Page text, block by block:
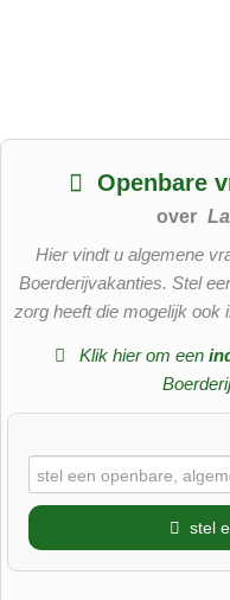
Openbare
over
Hier vindt u algemene
Boerderijvakanties. Stel
zorg heeft die mogelijk ook
Klik hier om een
stel